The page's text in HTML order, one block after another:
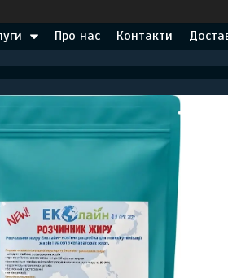
Про нас Контакти